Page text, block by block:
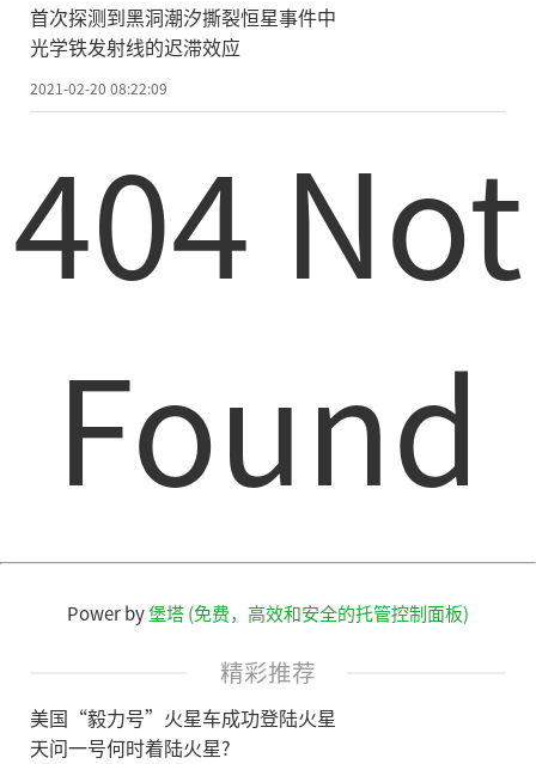
量，并发现黑洞的视界面在以72%的光速转
动。2013年，欧洲航空局盖亚卫星(GAIA)发
射升空，计划对银河系内的10亿颗恒星的距
双星。盖亚卫星给出的天鹅座X1的距离要比
之前的距离远一些，约为7100光年。
发表在《科学》上的论文中，澳大利亚
差方法对天鹅座X1的距离再次进行测量和确
认。团队把新的观测数据和之前的观测数据
相结合，同时消除了天鹅座X1的喷流运动所
全一致。在此基础之上，合作团队重新分析
光学数据，发现黑洞质量增加了50%，增加
到了21倍的太阳质量，精度为10%，这是X射
线双星系统中目前唯一一个主星质量超过20
首次探测到黑洞潮汐撕裂恒星事件中
光学铁发射线的迟滞效应
2021-02-20 08:22:09
404 Not
Found
Power by堡塔 (免费，高效和安全的托管控制面板)
精彩推荐
美国“毅力号”火星车成功登陆火星
天问一号何时着陆火星?